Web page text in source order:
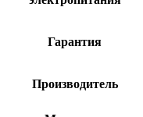
Гарантия
Производитель